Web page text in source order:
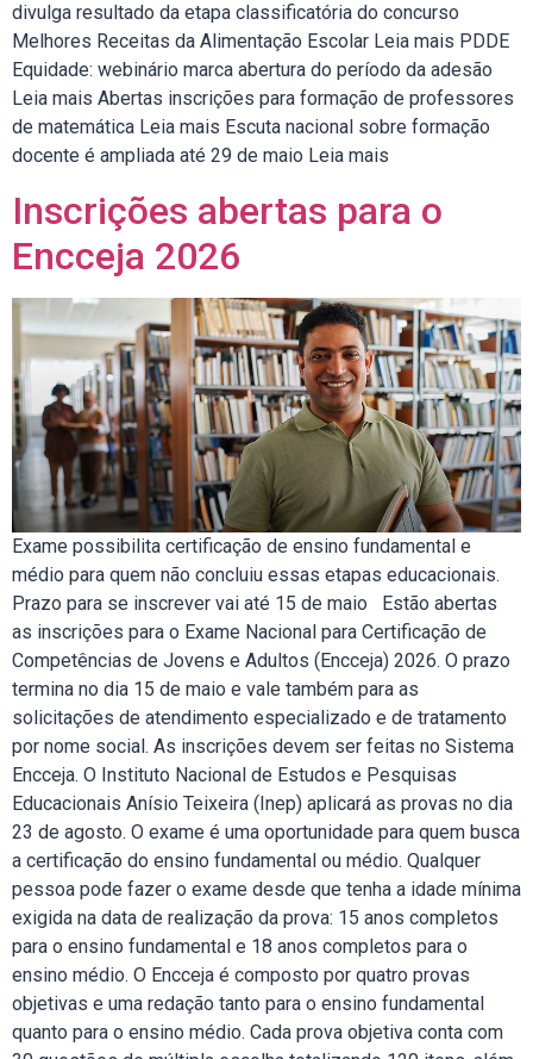
divulga resultado da etapa classificatória do concurso
Melhores Receitas da Alimentação Escolar Leia mais PDDE
Equidade: webinário marca abertura do período da adesão
Leia mais Abertas inscrições para formação de professores
de matemática Leia mais Escuta nacional sobre formação
docente é ampliada até 29 de maio Leia mais
Inscrições abertas para o
Encceja 2026
Exame possibilita certificação de ensino fundamental e
médio para quem não concluiu essas etapas educacionais.
Prazo para se inscrever vai até 15 de maio Estão abertas
as inscrições para o Exame Nacional para Certificação de
Competências de Jovens e Adultos (Encceja) 2026. O prazo
termina no dia 15 de maio e vale também para as
solicitações de atendimento especializado e de tratamento
por nome social. As inscrições devem ser feitas no Sistema
Encceja. O Instituto Nacional de Estudos e Pesquisas
Educacionais Anísio Teixeira (Inep) aplicará as provas no dia
23 de agosto. O exame é uma oportunidade para quem busca
a certificação do ensino fundamental ou médio. Qualquer
pessoa pode fazer o exame desde que tenha a idade mínima
exigida na data de realização da prova: 15 anos completos
para o ensino fundamental e 18 anos completos para o
ensino médio. O Encceja é composto por quatro provas
objetivas e uma redação tanto para o ensino fundamental
quanto para o ensino médio. Cada prova objetiva conta com